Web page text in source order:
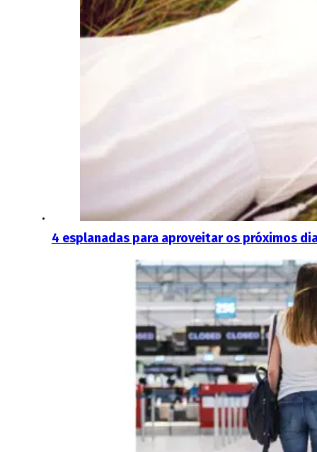
4 esplanadas para aproveitar os próximos